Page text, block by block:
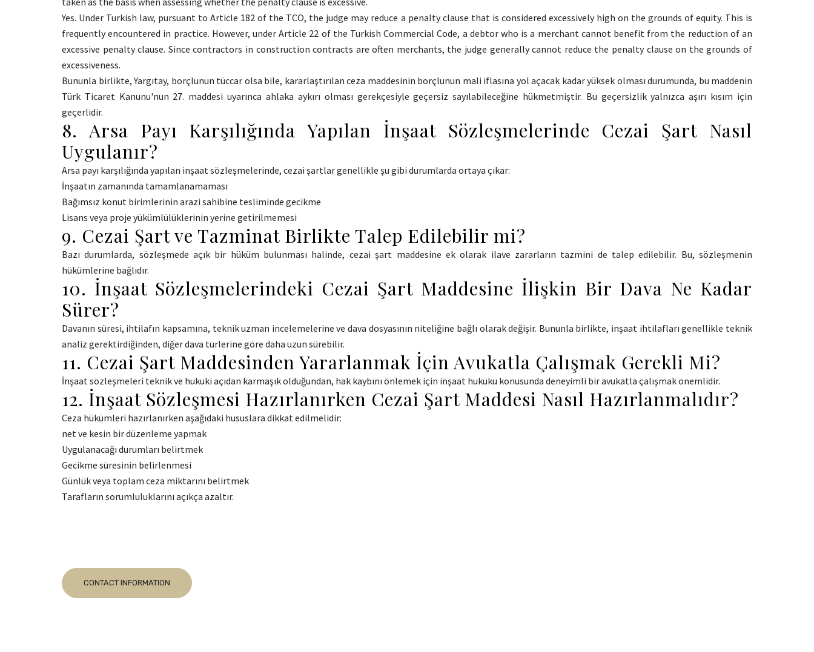
Yes. Under Turkish law, pursuant to Article 182 of the TCO, the judge may reduce a penalty clause that is considered excessively high on the grounds of equity. This is
frequently encountered in practice. However, under Article 22 of the Turkish Commercial Code, a debtor who is a merchant cannot benefit from the reduction of an
excessive penalty clause. Since contractors in construction contracts are often merchants, the judge generally cannot reduce the penalty clause on the grounds of
excessiveness.
Bununla birlikte, Yargıtay, borçlunun tüccar olsa bile, kararlaştırılan ceza maddesinin borçlunun mali iflasına yol açacak kadar yüksek olması durumunda, bu maddenin
Türk Ticaret Kanunu'nun 27. maddesi uyarınca ahlaka aykırı olması gerekçesiyle geçersiz sayılabileceğine hükmetmiştir. Bu geçersizlik yalnızca aşırı kısım için
geçerlidir.
8. Arsa Payı Karşılığında Yapılan İnşaat Sözleşmelerinde Cezai Şart Nasıl
Uygulanır?
Arsa payı karşılığında yapılan inşaat sözleşmelerinde, cezai şartlar genellikle şu gibi durumlarda ortaya çıkar:
İnşaatın zamanında tamamlanamaması
Bağımsız konut birimlerinin arazi sahibine tesliminde gecikme
Lisans veya proje yükümlülüklerinin yerine getirilmemesi
9. Cezai Şart ve Tazminat Birlikte Talep Edilebilir mi?
Bazı durumlarda, sözleşmede açık bir hüküm bulunması halinde, cezai şart maddesine ek olarak ilave zararların tazmini de talep edilebilir. Bu, sözleşmenin
hükümlerine bağlıdır.
10. İnşaat Sözleşmelerindeki Cezai Şart Maddesine İlişkin Bir Dava Ne Kadar
Sürer?
Davanın süresi, ihtilafın kapsamına, teknik uzman incelemelerine ve dava dosyasının niteliğine bağlı olarak değişir. Bununla birlikte, inşaat ihtilafları genellikle teknik
analiz gerektirdiğinden, diğer dava türlerine göre daha uzun sürebilir.
11. Cezai Şart Maddesinden Yararlanmak İçin Avukatla Çalışmak Gerekli Mi?
İnşaat sözleşmeleri teknik ve hukuki açıdan karmaşık olduğundan, hak kaybını önlemek için inşaat hukuku konusunda deneyimli bir avukatla çalışmak önemlidir.
12. İnşaat Sözleşmesi Hazırlanırken Cezai Şart Maddesi Nasıl Hazırlanmalıdır?
Ceza hükümleri hazırlanırken aşağıdaki hususlara dikkat edilmelidir:
net ve kesin bir düzenleme yapmak
Uygulanacağı durumları belirtmek
Gecikme süresinin belirlenmesi
Günlük veya toplam ceza miktarını belirtmek
Tarafların sorumluluklarını açıkça azaltır.
CONTACT INFORMATION